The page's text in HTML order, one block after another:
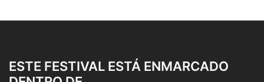
ESTE FESTIVAL ESTÁ ENMARCADO